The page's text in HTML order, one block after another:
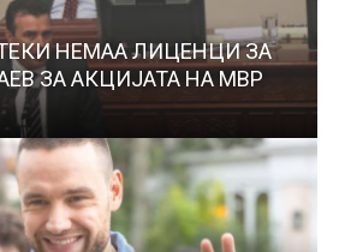
НЕМАА ЛИЦЕНЦИ ЗА
ЗА АКЦИЈАТА НА МВР